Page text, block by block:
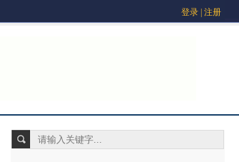
登录 注册